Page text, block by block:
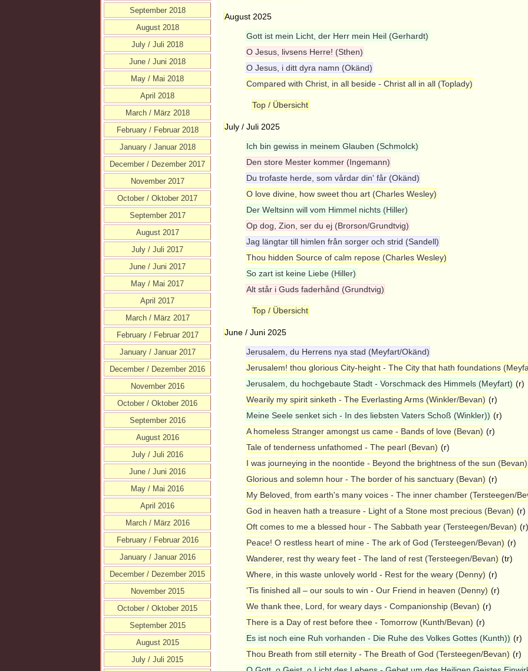
August 2025
Gott ist mein Licht, der Herr mein Heil (Gerhardt)
O Jesus, livsens Herre! (Sthen)
O Jesus, i ditt dyra namn (Okänd)
Compared with Christ, in all beside - Christ all in all (Toplady)
Top / Übersicht
July / Juli 2025
Ich bin gewiss in meinem Glauben (Schmolck)
Den store Mester kommer (Ingemann)
Du trofaste herde, som vårdar din' får (Okänd)
O love divine, how sweet thou art (Charles Wesley)
Der Weltsinn will vom Himmel nichts (Hiller)
Op dog, Zion, ser du ej (Brorson/Grundtvig)
Jag längtar till himlen från sorger och strid (Sandell)
Thou hidden Source of calm repose (Charles Wesley)
So zart ist keine Liebe (Hiller)
Alt står i Guds faderhånd (Grundtvig)
Top / Übersicht
June / Juni 2025
Jerusalem, du Herrens nya stad (Meyfart/Okänd)
Jerusalem! thou glorious City-height - The City that hath foundations
Jerusalem, du hochgebaute Stadt - Vorschmack des Himmels (Meyfart) (r)
Wearily my spirit sinketh - The Everlasting Arms (Winkler/Bevan) (r)
Meine Seele senket sich - In des liebsten Vaters Schoß (Winkler)) (r)
A homeless Stranger amongst us came - Bands of love (Bevan) (r)
Tale of tenderness unfathomed - The pearl (Bevan) (r)
I was journeying in the noontide - Beyond the brightness of the sun (Bevan)
Glorious and solemn hour - The border of his sanctuary (Bevan) (r)
My Beloved, from earth's many voices - The inner chamber (Tersteegen/
God in heaven hath a treasure - Light of a Stone most precious (Bevan) (r)
Oft comes to me a blessed hour - The Sabbath year (Tersteegen/Bevan) (r)
Peace! O restless heart of mine - The ark of God (Tersteegen/Bevan) (r)
Wanderer, rest thy weary feet - The land of rest (Tersteegen/Bevan) (tr)
Where, in this waste unlovely world - Rest for the weary (Denny) (r)
'Tis finished all – our souls to win - Our Friend in heaven (Denny) (r)
We thank thee, Lord, for weary days - Companionship (Bevan) (r)
There is a Day of rest before thee - Tomorrow (Kunth/Bevan) (r)
Es ist noch eine Ruh vorhanden - Die Ruhe des Volkes Gottes (Kunth)) (r)
Thou Breath from still eternity - The Breath of God (Tersteegen/Bevan) (r)
September 2018
August 2018
July / Juli 2018
June / Juni 2018
May / Mai 2018
April 2018
March / März 2018
February / Februar 2018
January / Januar 2018
December / Dezember 2017
November 2017
October / Oktober 2017
September 2017
August 2017
July / Juli 2017
June / Juni 2017
May / Mai 2017
April 2017
March / März 2017
February / Februar 2017
January / Januar 2017
December / Dezember 2016
November 2016
October / Oktober 2016
September 2016
August 2016
July / Juli 2016
June / Juni 2016
May / Mai 2016
April 2016
March / März 2016
February / Februar 2016
January / Januar 2016
December / Dezember 2015
November 2015
October / Oktober 2015
September 2015
August 2015
July / Juli 2015